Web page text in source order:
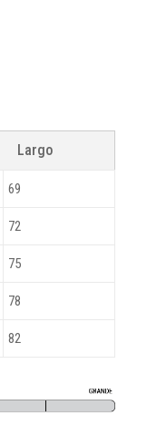
Largo
69
72
75
78
82